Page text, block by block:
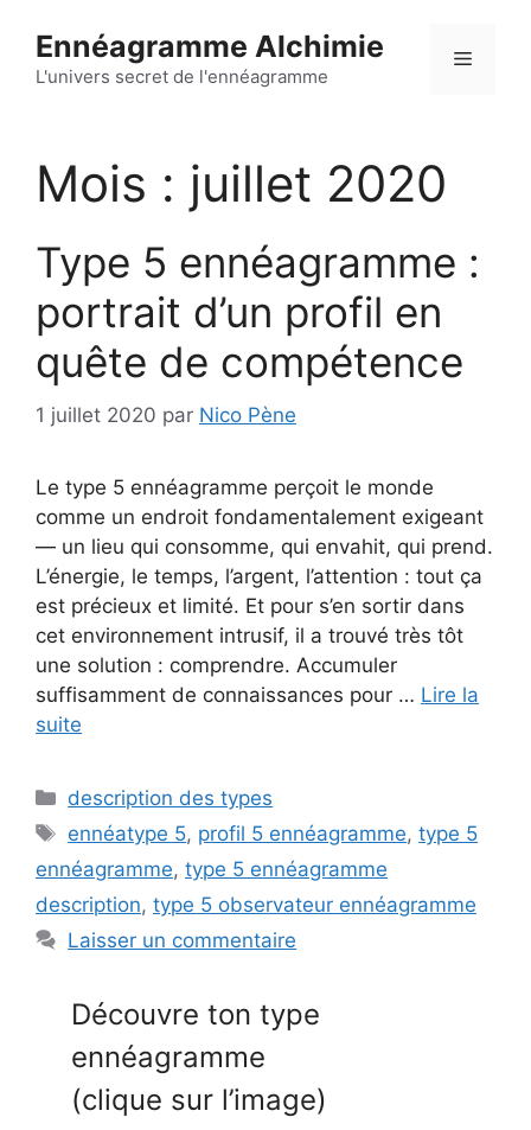
contenu
Ennéagramme Alchimie
L'univers secret de l'ennéagramme
Menu
Mois : juillet 2020
Type 5 ennéagramme :
portrait d’un profil en
quête de compétence
1 juillet 2020 par Nico Pène
Le type 5 ennéagramme perçoit le monde
comme un endroit fondamentalement exigeant
— un lieu qui consomme, qui envahit, qui prend.
L’énergie, le temps, l’argent, l’attention : tout ça
est précieux et limité. Et pour s’en sortir dans
cet environnement intrusif, il a trouvé très tôt
une solution : comprendre. Accumuler
suffisamment de connaissances pour … Lire la
suite
Catégories
description des types
Étiquettes
ennéatype 5, profil 5 ennéagramme,type 5
ennéagramme, type 5 ennéagramme
description, type 5 observateur ennéagramme
Laisser un commentaire
Découvre ton type
ennéagramme
(clique sur l’image)